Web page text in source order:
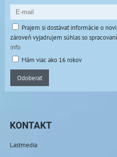
Prajem si dostávať informácie o
zároveň vyjadrujem súhlas so
info
Mám viac ako 16 rokov
Odoberať
KONTAKT
Lastmedia